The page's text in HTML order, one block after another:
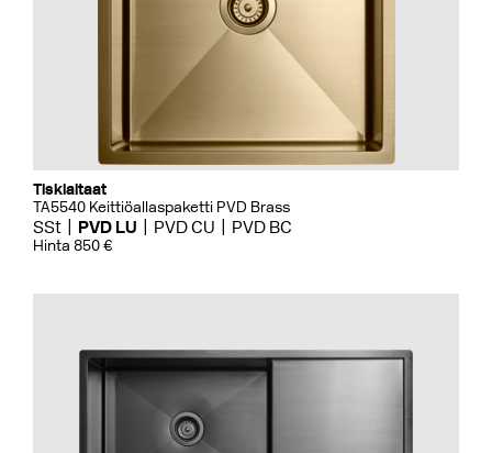
Tiskialtaat
TA5540 Keittiöallaspaketti PVD Brass
SSt PVD LU PVD CU PVD BC
Hinta 850 €